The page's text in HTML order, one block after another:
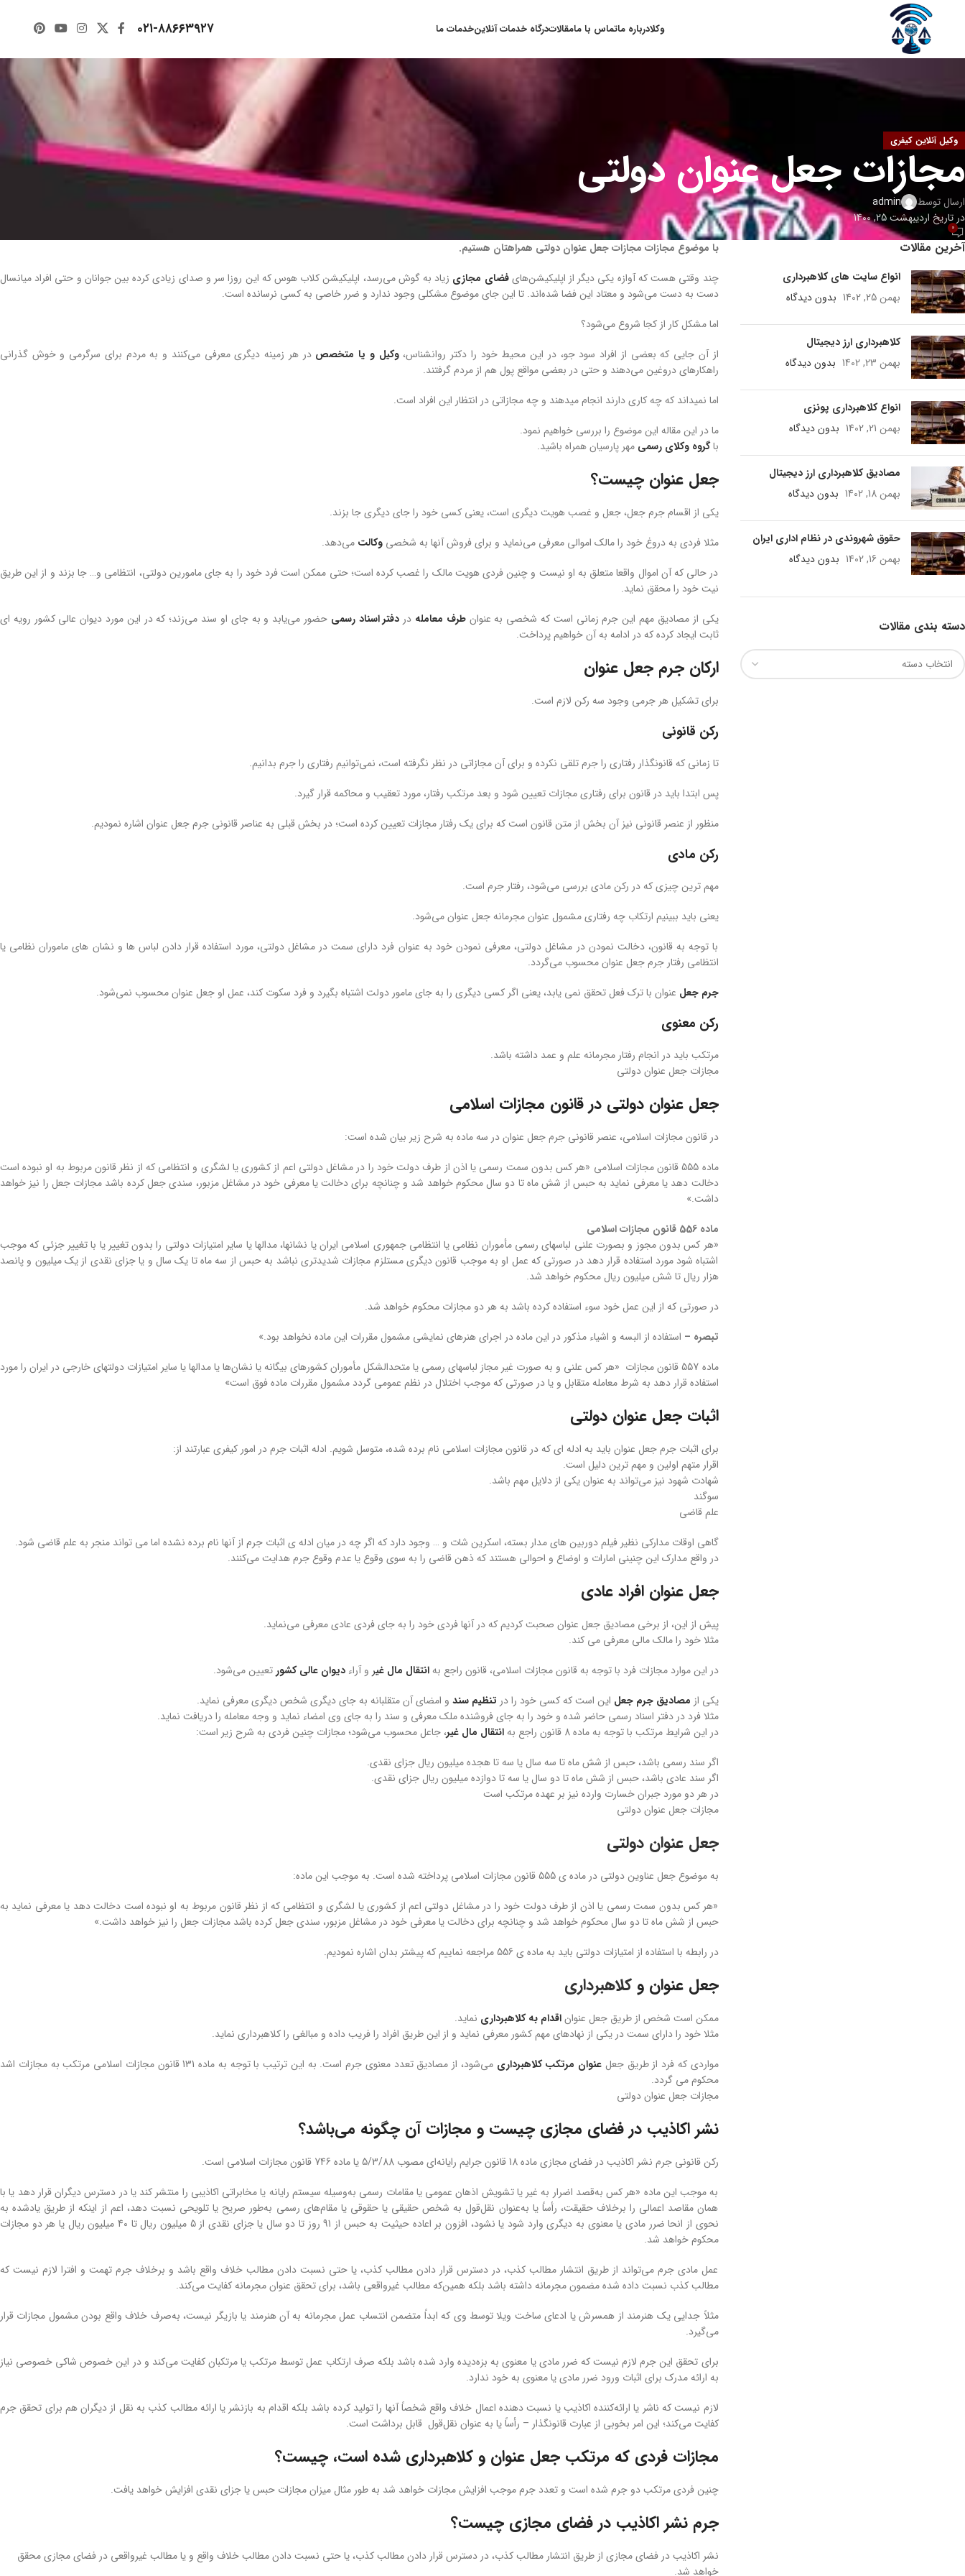
وکلادرباره ماتماس با مامقالاتدرگاه خدمات آنلاینخدمات ما ۰۲۱-۸۸۶۶۳۹۲۷
وکیل آنلاین کیفری
مجازات جعل عنوان دولتی
ارسال توسط
admin
در تاریخ اردیبهشت 25, 1400
0
آخرین مقالات
انواع سایت های کلاهبرداری
بهمن 25, 1402
بدون دیدگاه
کلاهبرداری ارز دیجیتال
بهمن 23, 1402
بدون دیدگاه
انواع کلاهبرداری پونزی
بهمن 21, 1402
بدون دیدگاه
مصادیق کلاهبرداری ارز دیجیتال
بهمن 18, 1402
بدون دیدگاه
حقوق شهروندی در نظام اداری ایران
بهمن 16, 1402
بدون دیدگاه
دسته بندی مقالات
با موضوع مجازات مجازات جعل عنوان دولتی همراهتان هستیم.
چند وقتی هست که آوازه یکی دیگر از اپلیکیشن‌هایفضای مجازی زیاد به گوش می‌رسد، اپلیکیشن کلاب هوس که این روزا سر و صدای زیادی کرده بین جوانان و حتی افراد میانسال
دست به دست می‌شود و معتاد این فضا شده‌اند. تا این جای موضوع مشکلی وجود ندارد و ضرر خاصی به کسی نرسانده است.
اما مشکل کار از کجا شروع می‌شود؟
از آن جایی که بعضی از افراد سود جو، در این محیط خود را دکتر روانشناس، وکیل و یا متخصص در هر زمینه دیگری معرفی می‌کنند و به مردم برای سرگرمی و خوش گذرانی
راهکارهای دروغین می‌دهند و حتی در بعضی مواقع پول هم از مردم گرفتند.
اما نمیداند که چه کاری دارند انجام میدهند و چه مجازاتی در انتظار این افراد است.
ما در این مقاله این موضوع را بررسی خواهیم نمود.
با گروه وکلای رسمی مهر پارسیان همراه باشید.
جعل عنوان چیست؟
یکی از اقسام جرم جعل، جعل و غصب هویت دیگری است، یعنی کسی خود را جای دیگری جا بزند.
مثلا فردی به دروغ خود را مالک اموالی معرفی می‌نماید و برای فروش آنها به شخصیوکالت می‌دهد.
در حالی که آن اموال واقعا متعلق به او نیست و چنین فردی هویت مالک را غصب کرده است؛ حتی ممکن است فرد خود را به جای مامورین دولتی، انتظامی و… جا بزند و از این طریق
نیت خود را محقق نماید.
یکی از مصادیق مهم این جرم زمانی است که شخصی به عنوانطرف معامله در دفتر اسناد رسمی حضور می‌یابد و به جای او سند می‌زند؛ که در این مورد دیوان عالی کشور رویه ای
ثابت ایجاد کرده که در ادامه به آن خواهیم پرداخت.
ارکان جرم جعل عنوان
برای تشکیل هر جرمی وجود سه رکن لازم است.
رکن قانونی
تا زمانی که قانونگذار رفتاری را جرم تلقی نکرده و برای آن مجازاتی در نظر نگرفته است، نمی‌توانیم رفتاری را جرم بدانیم.
پس ابتدا باید در قانون برای رفتاری مجازات تعیین شود و بعد مرتکب رفتار، مورد تعقیب و محاکمه قرار گیرد.
منظور از عنصر قانونی نیز آن بخش از متن قانون است که برای یک رفتار مجازات تعیین کرده است؛ در بخش قبلی به عناصر قانونی جرم جعل عنوان اشاره نمودیم.
رکن مادی
مهم ترین چیزی که در رکن مادی بررسی می‌شود، رفتار جرم است.
یعنی باید ببینیم ارتکاب چه رفتاری مشمول عنوان مجرمانه جعل عنوان می‌شود.
با توجه به قانون، دخالت نمودن در مشاغل دولتی، معرفی نمودن خود به عنوان فرد دارای سمت در مشاغل دولتی، مورد استفاده قرار دادن لباس ها و نشان های ماموران نظامی یا
انتظامی رفتار جرم جعل عنوان محسوب می‌گردد.
جرم جعل عنوان با ترک فعل تحقق نمی یابد، یعنی اگر کسی دیگری را به جای مامور دولت اشتباه بگیرد و فرد سکوت کند، عمل او جعل عنوان محسوب نمی‌شود.
رکن معنوی
مرتکب باید در انجام رفتار مجرمانه علم و عمد داشته باشد.
مجازات جعل عنوان دولتی
جعل عنوان دولتی در قانون مجازات اسلامی
در قانون مجازات اسلامی، عنصر قانونی جرم جعل عنوان در سه ماده به شرح زیر بیان شده است:
ماده 555 قانون مجازات اسلامی «هر کس بدون سمت رسمی یا اذن از طرف دولت خود را در مشاغل دولتی اعم از کشوری یا لشگری و انتظامی که از نظر قانون مربوط به او نبوده است
دخالت دهد یا معرفی نماید به حبس از شش ماه تا دو سال محکوم خواهد شد و چنانچه برای دخالت یا معرفی خود در مشاغل مزبور، سندی جعل کرده باشد مجازات جعل را نیز خواهد
داشت.»
ماده 556 قانون مجازات اسلامی
«هر کس بدون مجوز و بصورت علنی لباسهای رسمی مأموران نظامی یا انتظامی جمهوری اسلامی ایران یا نشانها، مدالها یا سایر ‌امتیازات دولتی را بدون تغییر یا با تغییر جزئی که موجب
اشتباه شود مورد استفاده قرار دهد در صورتی که عمل او به موجب قانون دیگری مستلزم مجازات شدیدتری نباشد به حبس از سه ماه تا یک سال و یا جزای نقدی از یک میلیون و پانصد
هزار ریال تا شش میلیون ریال محکوم خواهد شد. ‌
در صورتی که از این عمل خود سوء استفاده کرده باشد به هر دو مجازات محکوم خواهد شد.
تبصره – استفاده از البسه و اشیاء مذکور در این ماده در اجرای هنرهای نمایشی مشمول مقررات این ماده نخواهد بود.»
ماده 557 قانون مجازات «هر کس علنی و به صورت غیر مجاز لباسهای رسمی یا متحدالشکل مأموران کشورهای بیگانه یا نشان‌ها یا مدالها یا سایر امتیازات ‌دولتهای خارجی در ایران را مورد
استفاده قرار دهد به شرط معامله متقابل و یا در صورتی که موجب اختلال در نظم عمومی گردد مشمول مقررات ماده فوق است»
اثبات جعل عنوان دولتی
برای اثبات جرم جعل عنوان باید به ادله ای که در قانون مجازات اسلامی نام برده شده، متوسل شویم. ادله اثبات جرم در امور کیفری عبارتند از:
اقرار متهم اولین و مهم ترین دلیل است.
شهادت شهود نیز می‌تواند به عنوان یکی از دلایل مهم باشد.
سوگند
علم قاضی
گاهی اوقات مدارکی نظیر فیلم دوربین های مدار بسته، اسکرین شات و … وجود دارد که اگر چه در میان ادله ی اثبات جرم از آنها نام برده نشده اما می تواند منجر به علم قاضی شود.
در واقع مدارک این چنینی امارات و اوضاع و احوالی هستند که ذهن قاضی را به سوی وقوع یا عدم وقوع جرم هدایت می‌کنند.
جعل عنوان افراد عادی
پیش از این، از برخی مصادیق جعل عنوان صحبت کردیم که در آنها فردی خود را به جای فردی عادی معرفی می‌نماید.
مثلا خود را مالک مالی معرفی می کند.
در این موارد مجازات فرد با توجه به قانون مجازات اسلامی، قانون راجع بهانتقال مال غیر و آراءدیوان عالی کشور تعیین می‌شود.
یکی از مصادیق جرم جعل این است که کسی خود را در تنظیم سند و امضای آن متقلبانه به جای دیگری شخص دیگری معرفی نماید.
مثلا فرد در دفتر اسناد رسمی حاضر شده و خود را به جای فروشنده ملک معرفی و سند را به جای وی امضاء نماید و وجه معامله را دریافت نماید.
در این شرایط مرتکب با توجه به ماده 8 قانون راجع به
انتقال مال غیر، جاعل محسوب می‌شود؛ مجازات چنین فردی به شرح زیر است:
اگر سند رسمی باشد، حبس از شش ماه تا سه سال یا سه تا هجده میلیون ریال جزای نقدی.
اگر سند عادی باشد، حبس از شش ماه تا دو سال یا سه تا دوازده میلیون ریال جزای نقدی.
در هر دو مورد جبران خسارت وارده نیز بر عهده مرتکب است
مجازات جعل عنوان دولتی
جعل عنوان دولتی
به موضوع جعل عناوین دولتی در ماده ی 555 قانون مجازات اسلامی پرداخته شده است. به موجب این ماده:
«هر کس بدون سمت رسمی یا اذن از طرف دولت خود را در مشاغل دولتی اعم از کشوری یا لشگری و انتظامی که از نظر قانون مربوط به او نبوده است دخالت دهد یا معرفی نماید به
حبس از شش ماه تا دو سال محکوم خواهد شد و چنانچه برای دخالت یا معرفی خود در مشاغل مزبور، سندی جعل کرده باشد مجازات جعل را نیز خواهد داشت.»
در رابطه با استفاده از امتیازات دولتی باید به ماده ی 556 مراجعه نماییم که پیشتر بدان اشاره نمودیم.
جعل عنوان وکلاهبرداری
ممکن است شخص از طریق جعل عنواناقدام به کلاهبرداری نماید.
مثلا خود را دارای سمت در یکی از نهادهای مهم کشور معرفی نماید و از این طریق افراد را فریب داده و مبالغی را کلاهبرداری نماید.
مواردی که فرد از طریق جعل عنوان مرتکب کلاهبرداری
می‌شود، از مصادیق تعدد معنوی جرم است. به این ترتیب با توجه به ماده 131 قانون مجازات اسلامی مرتکب به مجازات اشد
محکوم می گردد.
مجازات جعل عنوان دولتی
نشر اکاذیب در فضای مجازی چیست و مجازات آن چگونه می‌باشد؟
رکن قانونی جرم نشر اکاذیب در فضای مجازی ماده 18 قانون جرایم رایانه‌ای مصوب 5/3/88 یا ماده 746 قانون مجازات اسلامی است.
به موجب این ماده «هر کس به‌قصد اضرار به غیر یا تشویش اذهان عمومی یا مقامات رسمی به‌وسیله سیستم رایانه یا مخابراتی اکاذیبی را منتشر کند یا در دسترس دیگران قرار دهد یا با
همان مقاصد اعمالی را برخلاف حقیقت، رأساً یا به‌عنوان نقل‌قول به شخص حقیقی یا حقوقی یا مقام‌های رسمی به‌طور صریح یا تلویحی نسبت دهد، اعم از اینکه از طریق یادشده به
نحوی از انحا ضرر مادی یا معنوی به دیگری وارد شود یا نشود، افزون بر اعاده حیثیت به حبس از 91 روز تا دو سال یا جزای نقدی از 5 میلیون ریال تا 40 میلیون ریال یا هر دو مجازات
محکوم خواهد شد.
عمل مادی جرم می‌تواند از طریق انتشار مطالب کذب، در دسترس قرار دادن مطالب کذب، یا حتی نسبت دادن مطالب خلاف واقع باشد و برخلاف جرم تهمت و افترا لازم نیست که
مطالب کذب نسبت داده شده مضمون مجرمانه داشته باشد بلکه همین‌که مطالب غیرواقعی باشد، برای تحقق عنوان مجرمانه کفایت می‌کند.
مثلاً جدایی یک هنرمند از همسرش یا ادعای ساخت ویلا توسط وی که ابداً متضمن انتساب عمل مجرمانه به آن هنرمند یا بازیگر نیست، به‌صرف خلاف واقع بودن مشمول مجازات قرار
می‌گیرد.
برای تحقق این جرم لازم نیست که ضرر مادی یا معنوی به بزه‌دیده وارد شده باشد بلکه صرف ارتکاب عمل توسط مرتکب یا مرتکبان کفایت می‌کند و در این خصوص شاکی خصوصی نیاز
به ارائه مدرک برای اثبات ورود ضرر مادی یا معنوی به خود ندارد.
لازم نیست که ناشر یا ارائه‌کننده اکاذیب یا نسبت دهنده اعمال خلاف واقع شخصاً آنها را تولید کرده باشد بلکه اقدام به بازنشر یا ارائه مطالب کذب به نقل از دیگران هم برای تحقق جرم
کفایت می‌کند؛ این امر بخوبی از عبارت قانونگذار – رأساً یا به‌ عنوان نقل‌قول قابل برداشت است.
مجازات فردی که مرتکب جعل عنوان و کلاهبرداری شده است، چیست؟
چنین فردی مرتکب دو جرم شده است و تعدد جرم موجب افزایش مجازات خواهد شد به طور مثال میزان مجازات حبس یا جزای نقدی افزایش خواهد یافت.
جرم نشر اکاذیب در فضای مجازی چیست؟
نشر اکاذیب در فضای مجازی از طریق انتشار مطالب کذب، در دسترس قرار دادن مطالب کذب، یا حتی نسبت دادن مطالب خلاف واقع و یا مطالب غیرواقعی در فضای مجازی محقق
خواهد شد.